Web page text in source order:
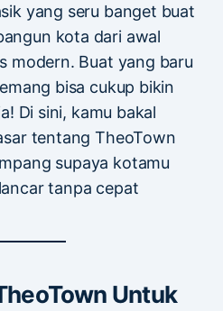
yang seru banget buat
kota dari awal
modern. Buat yang baru
bisa cukup bikin
Di sini, kamu bakal
tentang TheoTown
supaya kotamu
tanpa cepat
Untuk